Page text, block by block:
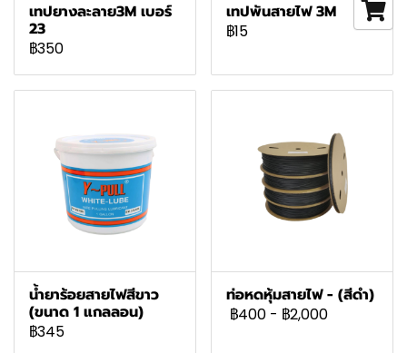
เทปยางละลาย3M เบอร์
23
฿350
เทปพันสายไฟ 3M
฿15
น้ำยาร้อยสายไฟสีขาว
(ขนาด 1 แกลลอน)
฿345
ท่อหดหุ้มสายไฟ - (สีดำ)
฿400 - ฿2,000